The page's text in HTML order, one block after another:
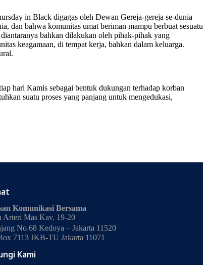
in Black digagas oleh Dewan Gereja-gereja se-dunia
dan bahwa komunitas umat beriman mampu berbuat sesuatu
bahkan dilakukan oleh pihak-pihak yang
keagamaan, di tempat kerja, bahkan dalam keluarga.
hari Kamis sebagai bentuk dukungan terhadap korban
suatu proses yang panjang untuk mengedukasi,
Komunikasi Bersama
Arteri Mas Kav. 19-20
No.68 Kedoya – Jakarta 11520
7113 JKB-TU Jakarta 11071
Kami